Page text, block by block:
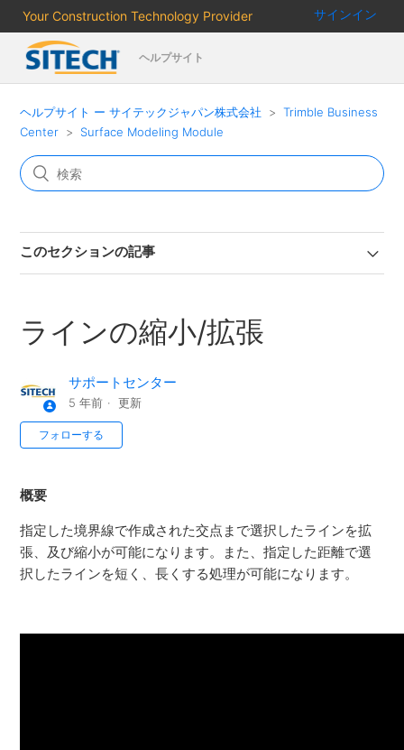
Your Construction Technology Provider サインイン
ヘルプサイト
ヘルプサイト ー サイテックジャパン株式会社
Trimble Business
Center
Surface Modeling Module
このセクションの記事
ラインの縮小/拡張
サポートセンター
5 年前 更新
フォローする
概要
指定した境界線で作成された交点まで選択したラインを拡
張、及び縮小が可能になります。また、指定した距離で選
択したラインを短く、長くする処理が可能になります。